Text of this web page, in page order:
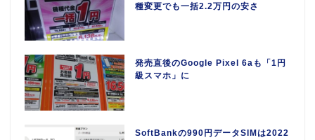
種変更でも一括2.2万円の安さ
発売直後のGoogle Pixel 6aも「1円
級スマホ」に
SoftBankの990円データSIMは2022